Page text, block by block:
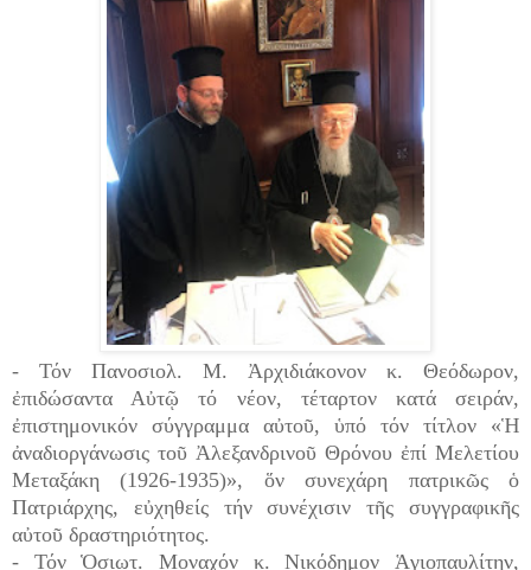
- Τόν Πανοσιολ. Μ. Ἀρχιδιάκονον κ. Θεόδωρον,
ἐπιδώσαντα Αὐτῷ τό νέον, τέταρτον κατά σειράν,
ἐπιστημονικόν σύγγραμμα αὐτοῦ, ὑπό τόν τίτλον «Ἡ
ἀναδιοργάνωσις τοῦ Ἀλεξανδρινοῦ Θρόνου ἐπί Μελετίου
Μεταξάκη (1926-1935)», ὅν συνεχάρη πατρικῶς ὁ
Πατριάρχης, εὐχηθείς τήν συνέχισιν τῆς συγγραφικῆς
αὐτοῦ δραστηριότητος.
- Τόν Ὁσιωτ. Μοναχόν κ. Νικόδημον Ἁγιοπαυλίτην,